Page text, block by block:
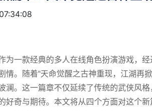
为一款经典的多人在线角色扮演游戏，
情。随着“天命觉醒之古神重现，江湖再
澜。这一篇章不仅延续了传统的武侠风
好奇与期待。本文将从四个方面对这个